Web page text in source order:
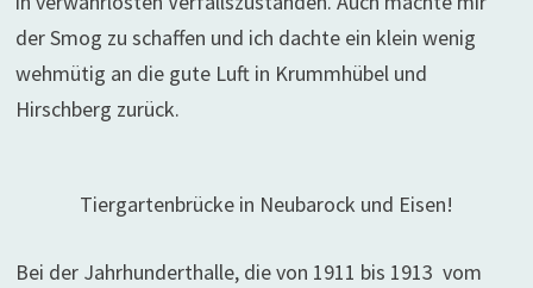
der Smog zu schaffen und ich dachte ein klein wenig
wehmütig an die gute Luft in Krummhübel und
Hirschberg zurück.
Tiergartenbrücke in Neubarock und Eisen!
Bei der Jahrhunderthalle, die von 1911 bis 1913 vom